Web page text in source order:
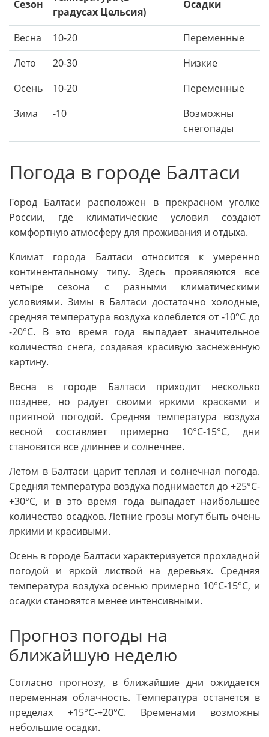
Сезон
градусах Цельсия)
Осадки
Весна 10-20
Переменные
Лето
20-30
Низкие
Осень
10-20
Переменные
Зима
-10
Возможны
снегопады
Погода в городе Балтаси
Город Балтаси расположен в прекрасном уголке
России, где климатические условия создают
комфортную атмосферу для проживания и отдыха.
Климат города Балтаси относится к умеренно
континентальному типу. Здесь проявляются все
четыре сезона с разными климатическими
условиями. Зимы в Балтаси достаточно холодные,
средняя температура воздуха колеблется от -10°C до
-20°C. В это время года выпадает значительное
количество снега, создавая красивую заснеженную
картину.
Весна в городе Балтаси приходит несколько
позднее, но радует своими яркими красками и
приятной погодой. Средняя температура воздуха
весной составляет примерно 10°C-15°C, дни
становятся все длиннее и солнечнее.
Летом в Балтаси царит теплая и солнечная погода.
Средняя температура воздуха поднимается до +25°C-
+30°C, и в это время года выпадает наибольшее
количество осадков. Летние грозы могут быть очень
яркими и красивыми.
Осень в городе Балтаси характеризуется прохладной
погодой и яркой листвой на деревьях. Средняя
температура воздуха осенью примерно 10°C-15°C, и
осадки становятся менее интенсивными.
Прогноз погоды на
ближайшую неделю
Согласно прогнозу, в ближайшие дни ожидается
переменная облачность. Температура останется в
пределах +15°C-+20°C. Временами возможны
небольшие осадки.